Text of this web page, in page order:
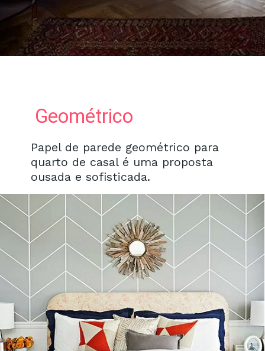
Papel de parede geométrico para
quarto de casal é uma proposta
ousada e sofisticada.
Geométrico